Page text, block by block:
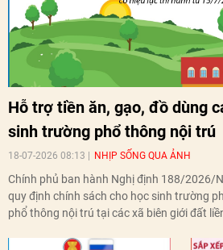
Hỗ trợ tiền ăn, gạo, đồ dùng
sinh trường phổ thông nội trú
18-07-2026 08:13 NHỊP SỐNG QUA ẢNH
Chính phủ ban hành Nghị định 188/2026/
quy định chính sách cho học sinh trường
phổ thông nội trú tại các xã biên giới đất